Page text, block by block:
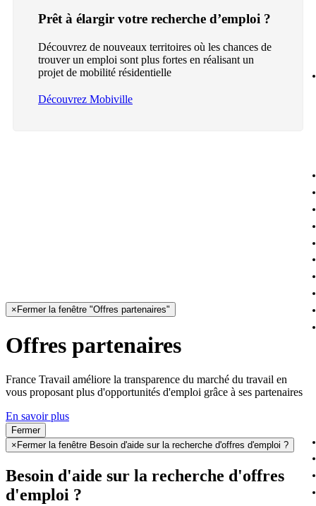
Prêt à élargir votre recherche d’emploi ?
Découvrez de nouveaux territoires où les chances de
trouver un emploi sont plus fortes en réalisant un
projet de mobilité résidentielle
Découvrez Mobiville
× Fermer la fenêtre "Offres partenaires"
Offres partenaires
France Travail améliore la transparence du marché du travail en
vous proposant plus d'opportunités d'emploi grâce à ses partenaires
En savoir plus
Fermer
× Fermer la fenêtre Besoin d'aide sur la recherche d'offres d'emploi ?
Besoin d'aide sur la recherche d'offres
d'emploi ?